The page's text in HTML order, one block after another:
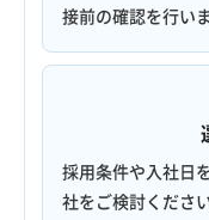
接前の確認を行いま
採用条件や入社日
社をご検討ください